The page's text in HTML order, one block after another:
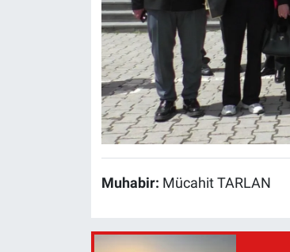
Muhabir: Mücahit TARLAN